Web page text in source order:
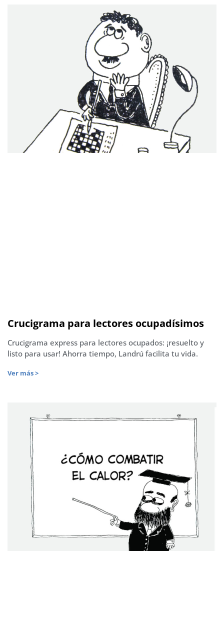
Crucigrama para lectores ocupadísimos
Crucigrama express para lectores ocupados: ¡resuelto y
listo para usar! Ahorra tiempo, Landrú facilita tu vida.
Ver más >